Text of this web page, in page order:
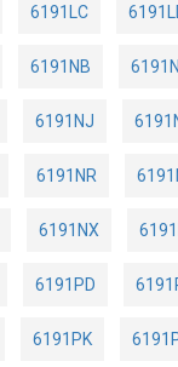
6191LC
6191NB
6191NJ
6191NR
6191NX
6191PD
6191PK